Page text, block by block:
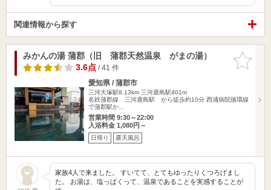
関連情報から探す
お気に入
りに追加
みかんの湯 蒲郡（旧 蒲郡天然温泉 がまの湯）
3.6点/ 41 件
愛知県 / 蒲郡市
三河大塚駅8.13km 三河鹿島駅401m
名鉄蒲郡線 三河鹿島駅 から徒歩約10分 西浦病院循環線
で蒲郡駅か…
営業時間 9:30～22:00
入浴料金 1,080円～
日帰り 露天風呂
家族4人で来ました。 すいてて、とてもゆったりくつろげまし
た。 お湯は、塩っぱくって、温泉であることを実感することが